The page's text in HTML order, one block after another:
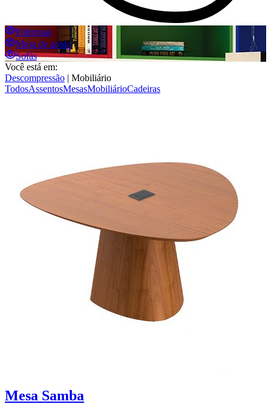
Poltronas
Mesa de apoio
Sofás
Você está em:
Descompressão | Mobiliário
TodosAssentosMesasMobiliárioCadeiras
Mesa Samba